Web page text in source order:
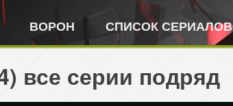
ВОРОН СПИСОК СЕРИАЛОВ
все серии подряд